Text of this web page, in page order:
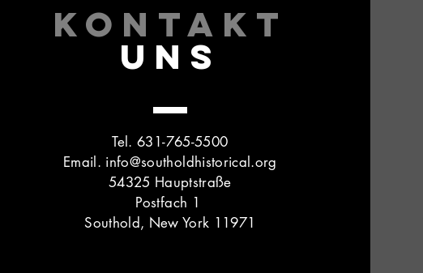
KONTAKT
UNS
Tel. 631-765-5500
Email. info@southoldhistorical.org
54325 Hauptstraße
Postfach 1
Southold, New York 11971